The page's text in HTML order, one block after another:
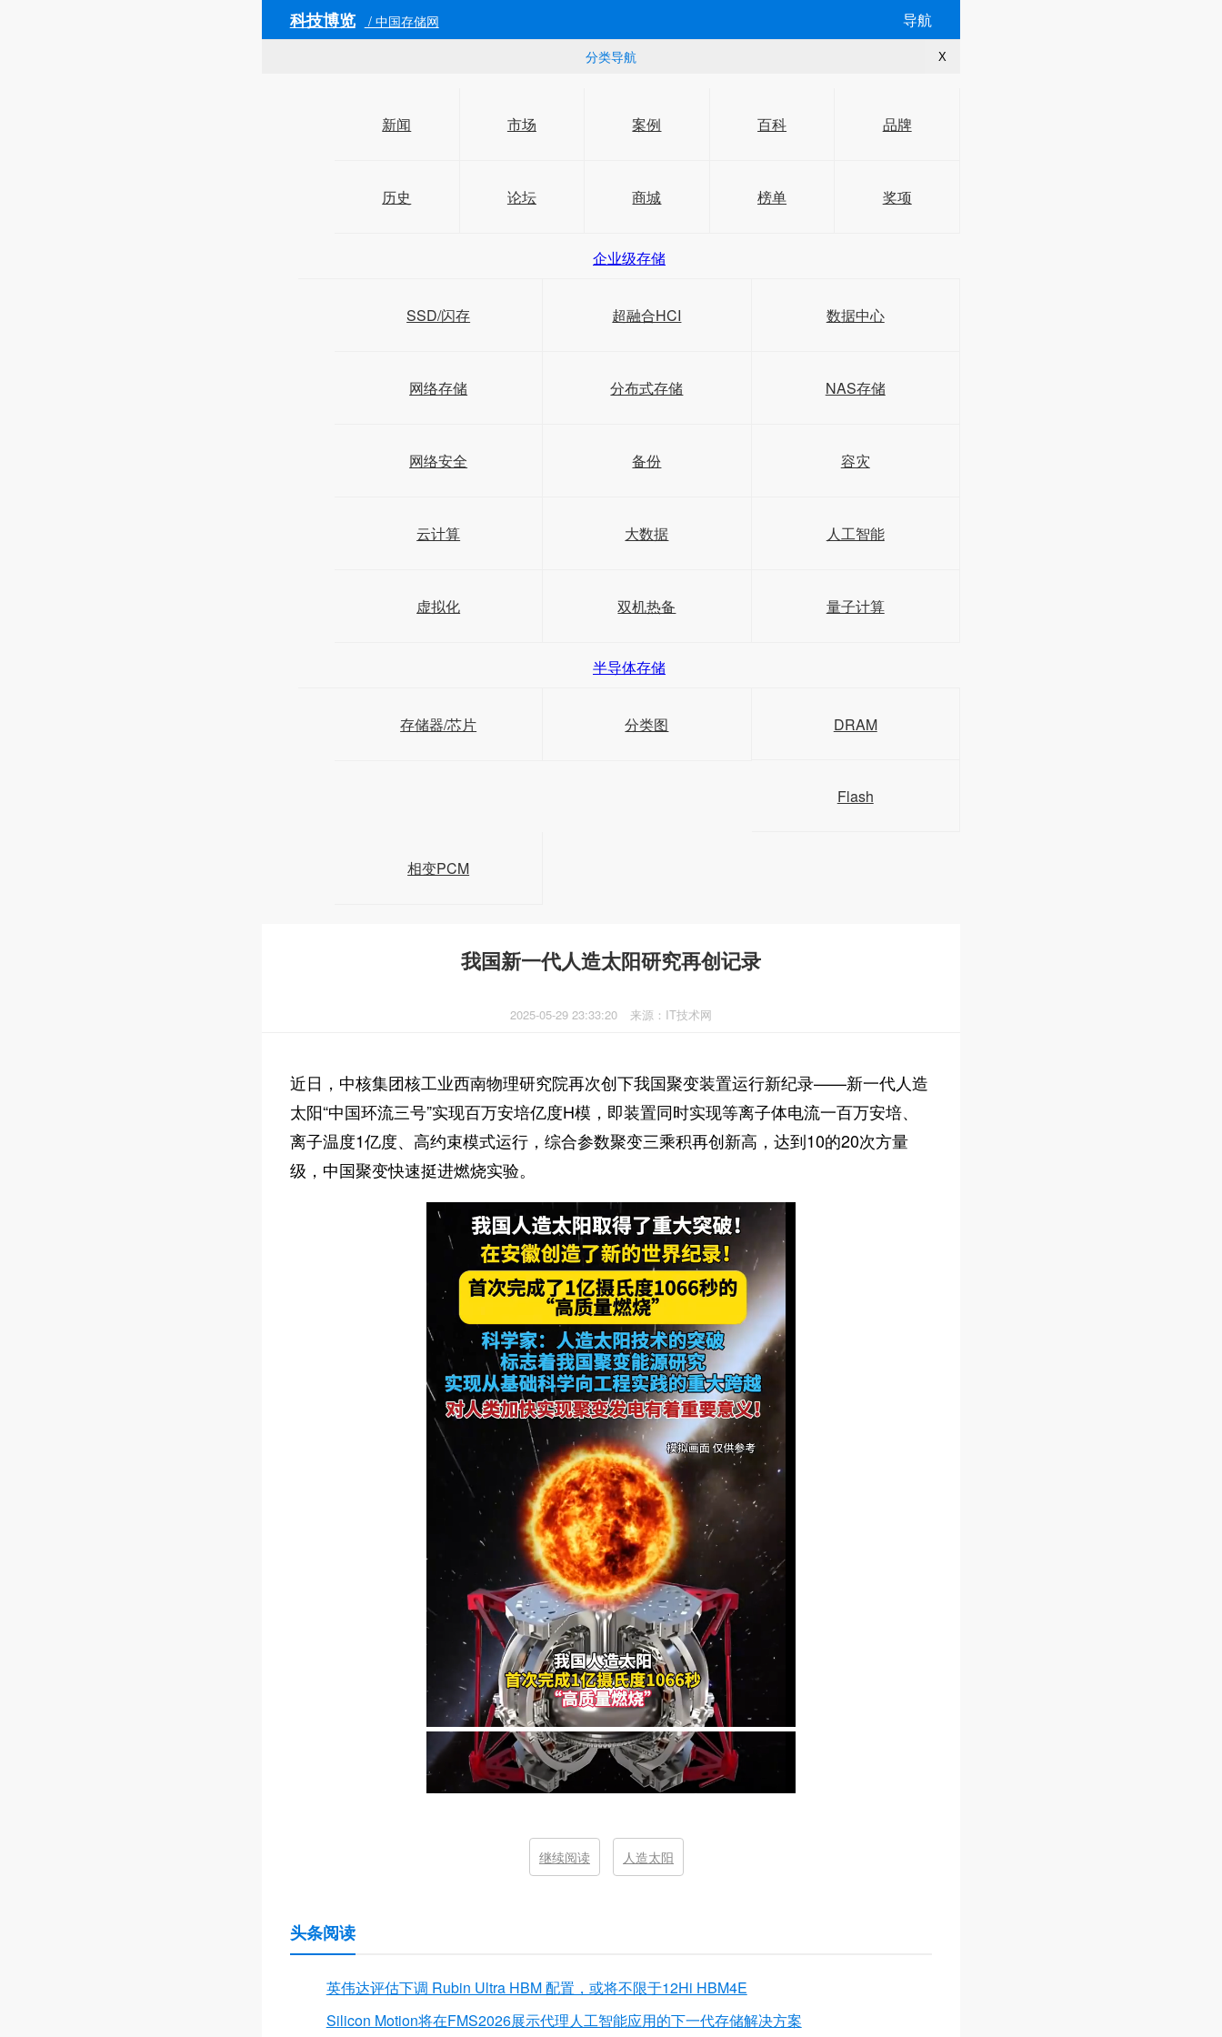
科技博览 / 中国存储网 导航
分类导航 X
新闻 市场 案例 百科 品牌
历史 论坛 商城 榜单 奖项
企业级存储
SSD/闪存 超融合HCI 数据中心
网络存储 分布式存储 NAS存储
网络安全 备份 容灾
云计算 大数据 人工智能
虚拟化 双机热备 量子计算
半导体存储
存储器/芯片 分类图 DRAM
Flash
相变PCM
我国新一代人造太阳研究再创记录
2025-05-29 23:33:20 来源：IT技术网
近日，中核集团核工业西南物理研究院再次创下我国聚变装置运行新纪录——新一代人造
太阳“中国环流三号”实现百万安培亿度H模，即装置同时实现等离子体电流一百万安培、
离子温度1亿度、高约束模式运行，综合参数聚变三乘积再创新高，达到10的20次方量
级，中国聚变快速挺进燃烧实验。
继续阅读 人造太阳
头条阅读
英伟达评估下调 Rubin Ultra HBM 配置，或将不限于12Hi HBM4E
Silicon Motion将在FMS2026展示代理人工智能应用的下一代存储解决方案